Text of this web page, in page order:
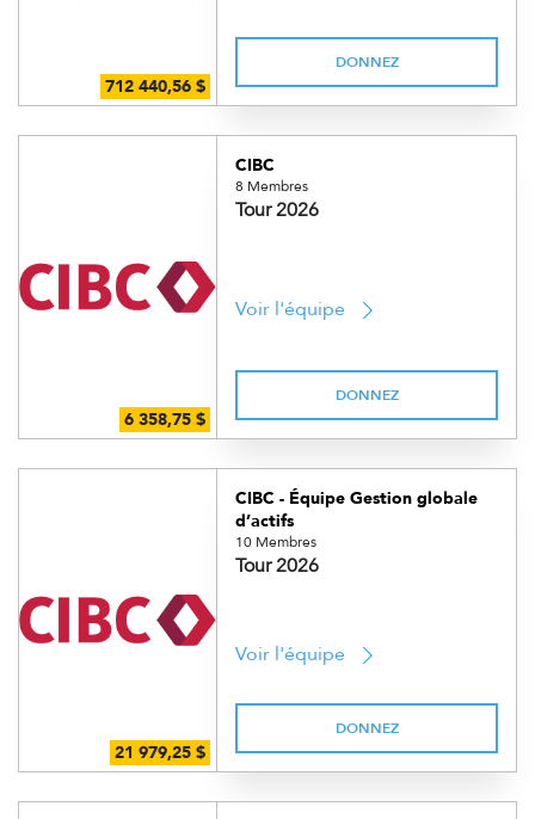
DONNEZ
CIBC
8 Membres
Tour 2026
Voir l'équipe
DONNEZ
CIBC - Équipe Gestion globale
d’actifs
10 Membres
Tour 2026
Voir l'équipe
DONNEZ